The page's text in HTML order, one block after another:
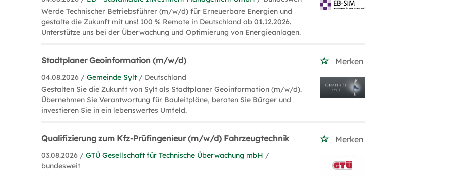
Werde Technischer Betriebsführer (m/w/d) für Erneuerbare Energien und
gestalte die Zukunft mit uns! 100 % Remote in Deutschland ab 01.12.2026.
Unterstütze uns bei der Überwachung und Optimierung von Energieanlagen.
Stadtplaner Geoinformation (m/w/d) Merken
04.08.2026 /Gemeinde Sylt / Deutschland
Gestalten Sie die Zukunft von Sylt als Stadtplaner Geoinformation (m/w/d).
Übernehmen Sie Verantwortung für Bauleitpläne, beraten Sie Bürger und
investieren Sie in ein lebenswertes Umfeld.
Qualifizierung zum Kfz-Prüfingenieur (m/w/d) Fahrzeugtechnik Merken
03.08.2026 /GTÜ Gesellschaft für Technische Überwachung mbH /
bundesweit